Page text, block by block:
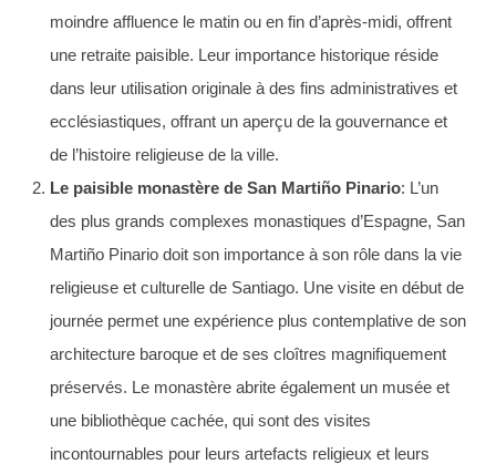
moindre affluence le matin ou en fin d’après-midi, offrent
une retraite paisible. Leur importance historique réside
dans leur utilisation originale à des fins administratives et
ecclésiastiques, offrant un aperçu de la gouvernance et
de l’histoire religieuse de la ville.
Le paisible monastère de San Martiño Pinario: L’un
des plus grands complexes monastiques d’Espagne, San
Martiño Pinario doit son importance à son rôle dans la vie
religieuse et culturelle de Santiago. Une visite en début de
journée permet une expérience plus contemplative de son
architecture baroque et de ses cloîtres magnifiquement
préservés. Le monastère abrite également un musée et
une bibliothèque cachée, qui sont des visites
incontournables pour leurs artefacts religieux et leurs